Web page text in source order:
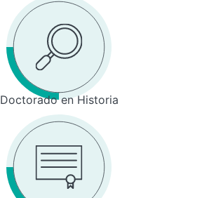
Doctorado en Historia